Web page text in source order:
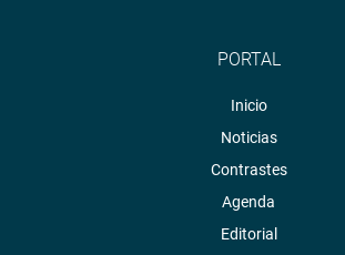
PORTAL
Inicio
Noticias
Contrastes
Agenda
Editorial